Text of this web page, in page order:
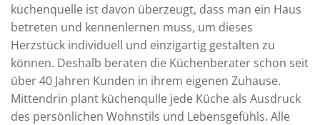
küchenquelle ist davon überzeugt, dass man ein Haus
betreten und kennenlernen muss, um dieses
Herzstück individuell und einzigartig gestalten zu
können. Deshalb beraten die Küchenberater schon seit
über 40 Jahren Kunden in ihrem eigenen Zuhause.
Mittendrin plant küchenqulle jede Küche als Ausdruck
des persönlichen Wohnstils und Lebensgefühls. Alle